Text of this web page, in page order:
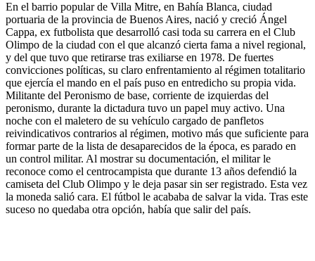
En el barrio popular de Villa Mitre, en Bahía Blanca, ciudad
portuaria de la provincia de Buenos Aires, nació y creció Ángel
Cappa, ex futbolista que desarrolló casi toda su carrera en el Club
Olimpo de la ciudad con el que alcanzó cierta fama a nivel regional,
y del que tuvo que retirarse tras exiliarse en 1978. De fuertes
convicciones políticas, su claro enfrentamiento al régimen totalitario
que ejercía el mando en el país puso en entredicho su propia vida.
Militante del Peronismo de base, corriente de izquierdas del
peronismo, durante la dictadura tuvo un papel muy activo. Una
noche con el maletero de su vehículo cargado de panfletos
reivindicativos contrarios al régimen, motivo más que suficiente para
formar parte de la lista de desaparecidos de la época, es parado en
un control militar. Al mostrar su documentación, el militar le
reconoce como el centrocampista que durante 13 años defendió la
camiseta del Club Olimpo y le deja pasar sin ser registrado. Esta vez
la moneda salió cara. El fútbol le acababa de salvar la vida. Tras este
suceso no quedaba otra opción, había que salir del país.